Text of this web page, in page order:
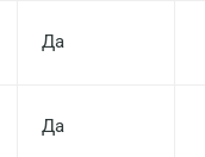
Да
Да